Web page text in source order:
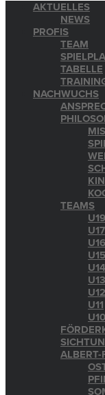
AKTUELLES
NEWS
PROFIS
TEAM
TABELLE
NACHWUCHS
TEAMS
U19
U17
U16
U15
U14
U13
U12
U11
U10
ALBERT-